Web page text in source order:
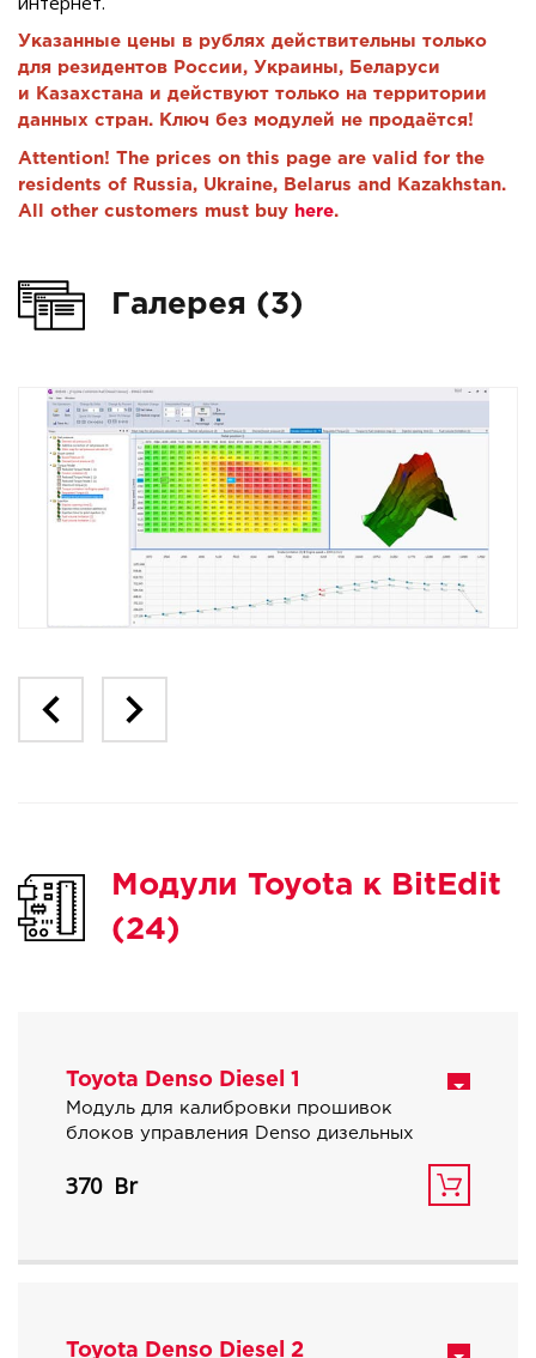
Указанные цены в рублях действительны только
для резидентов России, Украины, Беларуси
и Казахстана и действуют только на территории
данных стран. Ключ без модулей не продаётся!
Attention! The prices on this page are valid for the
residents of Russia, Ukraine, Belarus and Kazakhstan.
All other customers must buy
here.
Галерея (3)
Модули Toyota к BitEdit
(24)
Toyota Denso Diesel 1
Модуль для калибровки прошивок
блоков управления Denso дизельных
двигателя 2.0 и 2.2 л.
370
Toyota Denso Diesel 2